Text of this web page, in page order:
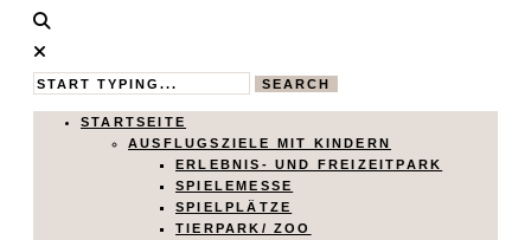
Calistas
Traum
MAMABLOG
SEARCH
STARTSEITE
AUSFLUGSZIELE MIT KINDERN
ERLEBNIS- UND FREIZEITPARK
SPIELEMESSE
SPIELPLÄTZE
TIERPARK/ ZOO